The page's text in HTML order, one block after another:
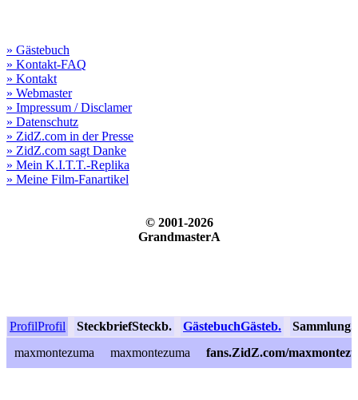
» Gästebuch
» Kontakt-FAQ
» Kontakt
» Webmaster
» Impressum / Disclamer
» Datenschutz
» ZidZ.com in der Presse
» ZidZ.com sagt Danke
» Mein K.I.T.T.-Replika
» Meine Film-Fanartikel
© 2001-2026
GrandmasterA
ProfilProfil SteckbriefSteckb. GästebuchGästeb. Sammlung
maxmontezuma
maxmontezuma fans.ZidZ.com/